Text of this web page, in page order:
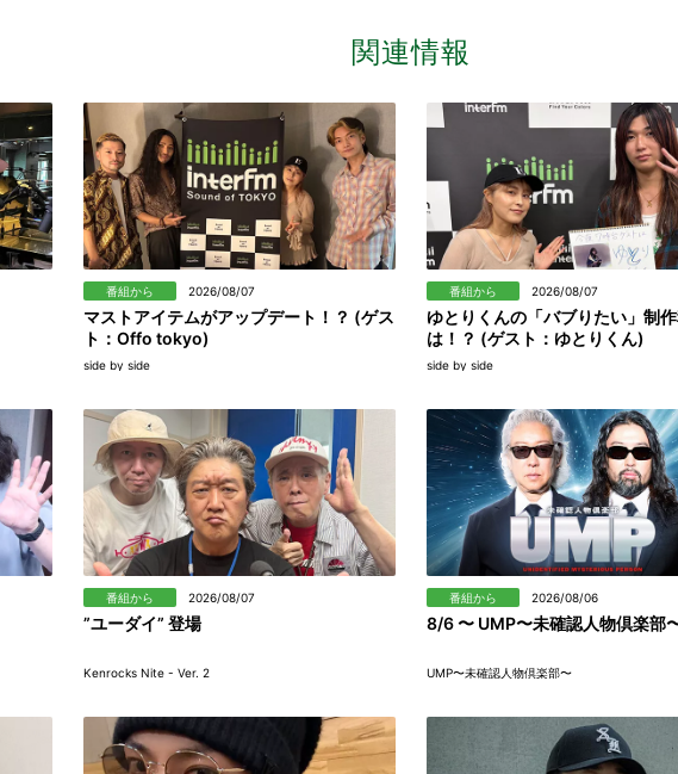
関連情報
番組から 2026/08/07
マストアイテムがアップデート！？ (ゲス
ト：Offo tokyo)
side by side
番組から 2026/08/07
ゆとりくんの「バブりたい」制
は！？ (ゲスト：ゆとりくん)
side by side
番組から 2026/08/07
”ユーダイ” 登場
Kenrocks Nite - Ver. 2
番組から 2026/08/06
8/6 〜 UMP〜未確認人物倶楽部
UMP〜未確認人物倶楽部〜